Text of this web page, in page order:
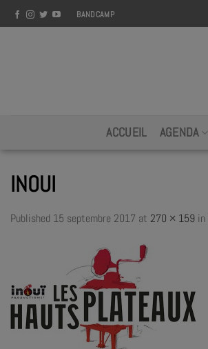
Skip
to
BANDCAMP
ACCUEIL AGENDA
INOUI
Published 15 septembre 2017 at 270 × 159 in